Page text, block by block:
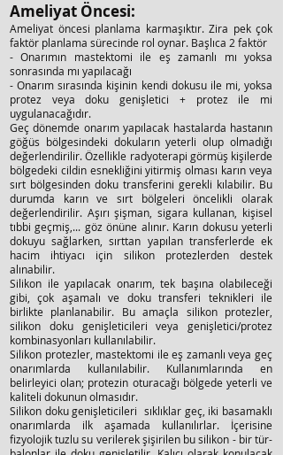
Ameliyat Öncesi:
Ameliyat öncesi planlama karmaşıktır. Zira pek çok
faktör planlama sürecinde rol oynar. Başlıca 2 faktör
- Onarımın mastektomi ile eş zamanlı mı yoksa
sonrasında mı yapılacağı
- Onarım sırasında kişinin kendi dokusu ile mi, yoksa
protez veya doku genişletici + protez ile mi
uygulanacağıdır.
Geç dönemde onarım yapılacak hastalarda hastanın
göğüs bölgesindeki dokuların yeterli olup olmadığı
değerlendirilir. Özellikle radyoterapi görmüş kişilerde
bölgedeki cildin esnekliğini yitirmiş olması karın veya
sırt bölgesinden doku transferini gerekli kılabilir. Bu
durumda karın ve sırt bölgeleri öncelikli olarak
değerlendirilir. Aşırı şişman, sigara kullanan, kişisel
tıbbi geçmiş,... göz önüne alınır. Karın dokusu yeterli
dokuyu sağlarken, sırttan yapılan transferlerde ek
hacim ihtiyacı için silikon protezlerden destek
alınabilir.
Silikon ile yapılacak onarım, tek başına olabileceği
gibi, çok aşamalı ve doku transferi teknikleri ile
birlikte planlanabilir. Bu amaçla silikon protezler,
silikon doku genişleticileri veya genişletici/protez
kombinasyonları kullanılabilir.
Silikon protezler, mastektomi ile eş zamanlı veya geç
onarımlarda kullanılabilir. Kullanımlarında en
belirleyici olan; protezin oturacağı bölgede yeterli ve
kaliteli dokunun olmasıdır.
Silikon doku genişleticileri sıklıklar geç, iki basamaklı
onarımlarda ilk aşamada kullanılırlar. İçerisine
fizyolojik tuzlu su verilerek şişirilen bu silikon - bir tür-